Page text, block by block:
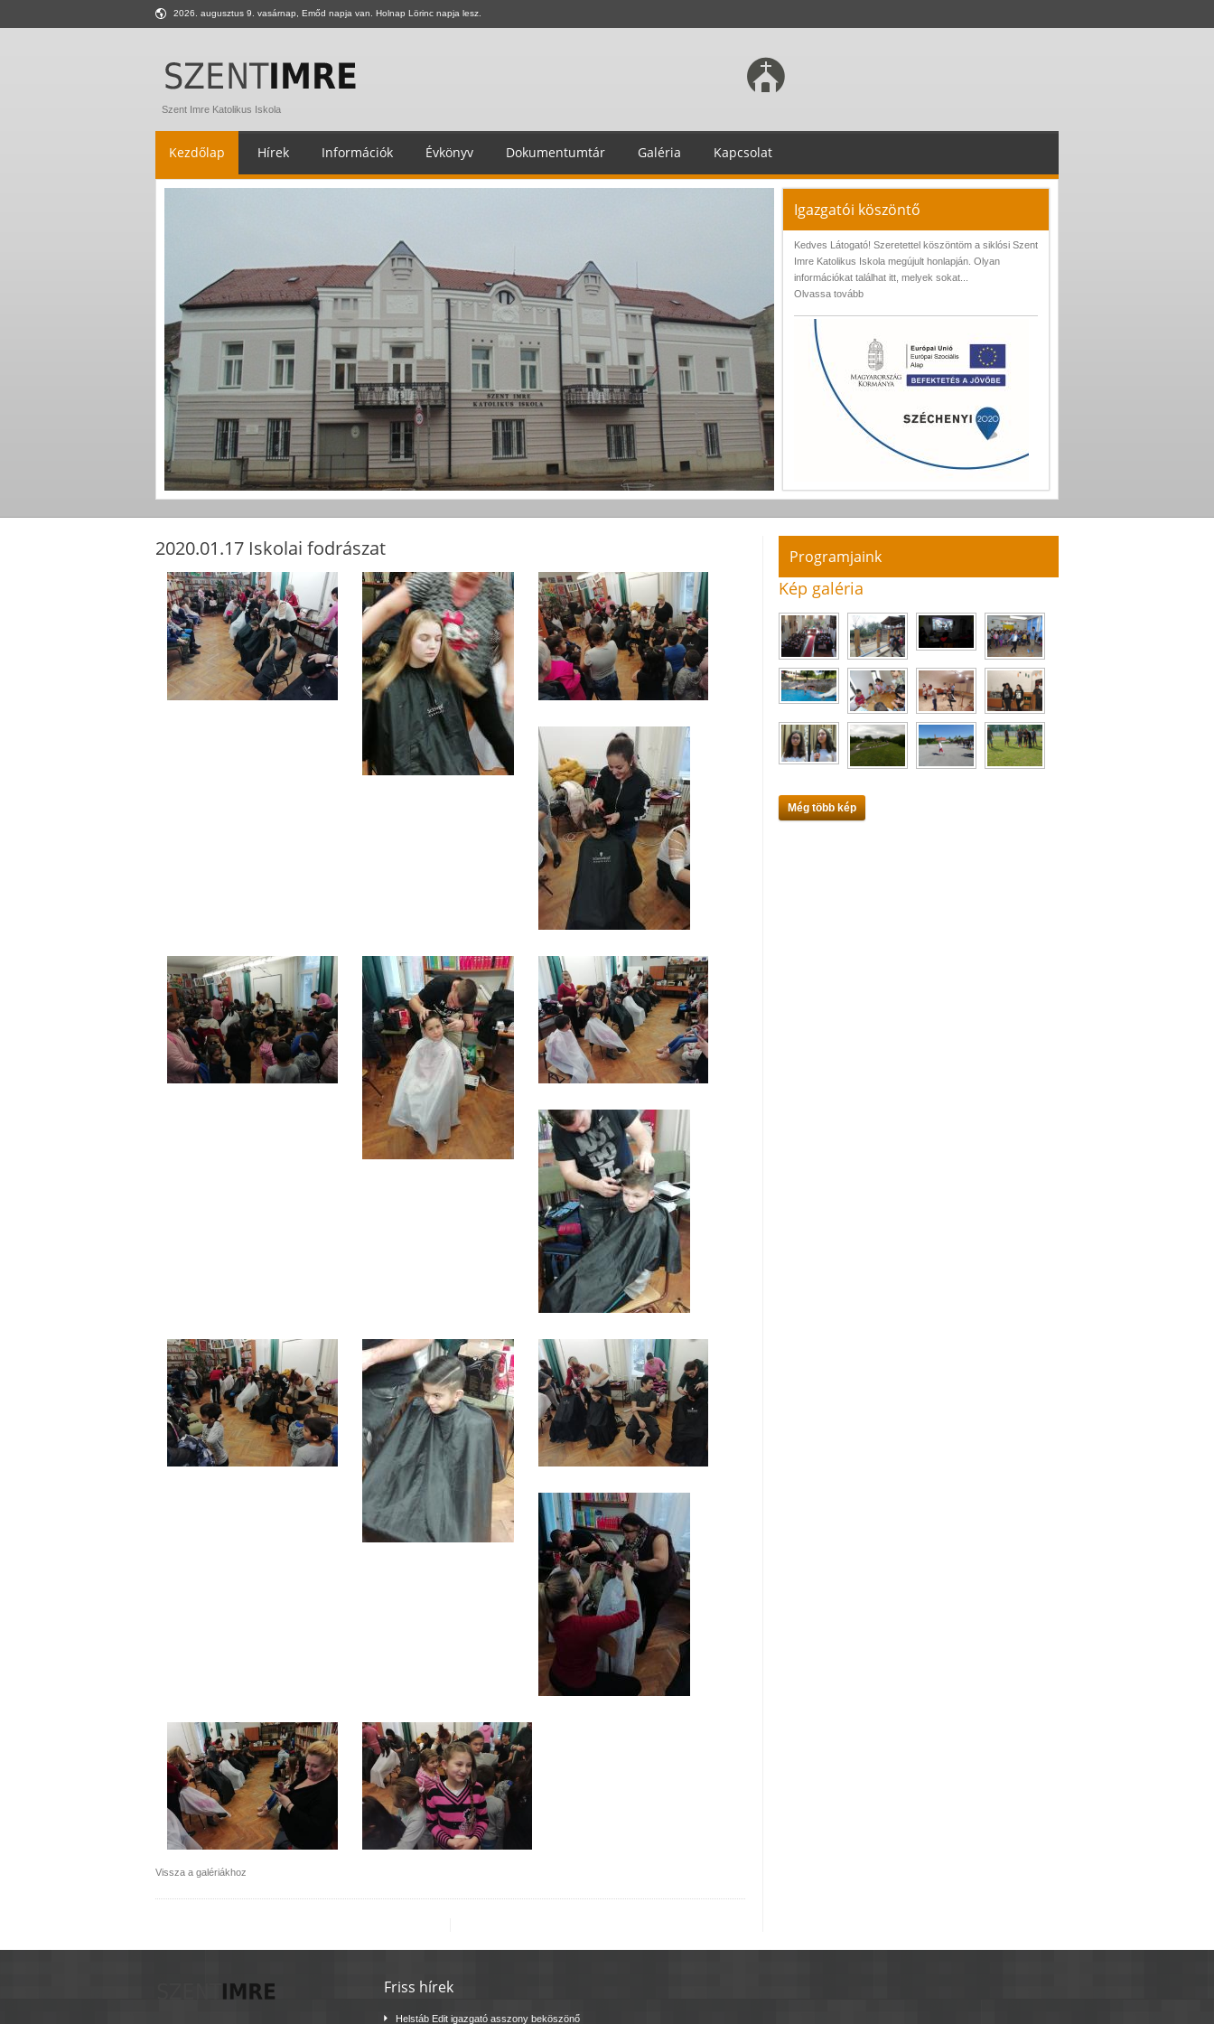
2026. augusztus 9. vasárnap, Emőd napja van. Holnap Lörinc napja lesz.
Szent Imre Katolikus Iskola
Kezdőlap Hírek Információk Évkönyv Dokumentumtár Galéria Kapcsolat
Igazgatói köszöntő
Kedves Látogató! Szeretettel köszöntöm a siklósi Szent
Imre Katolikus Iskola megújult honlapján. Olyan
információkat találhat itt, melyek sokat...
Olvassa tovább
2020.01.17 Iskolai fodrászat
Vissza a galériákhoz
Programjaink
Kép galéria
Még több kép
Friss hírek
Helstáb Edit igazgató asszony beköszönő